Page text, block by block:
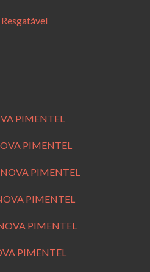
PIMENTEL
PIMENTEL
NOVA PIMENTEL
PIMENTEL
PIMENTEL
PIMENTEL